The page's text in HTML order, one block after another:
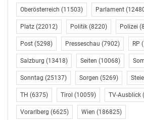
Markus Hengstschläger,
des Rates, betont, dass zuletzt
Medizinischen Forschungsmeile das
Programm tausende Besuchende
heuer wird im Campus der
Wien gezeigt, in welchen Bereichen
aktiv ist, die mit hochspezialisierten
Anteil an der
Lange Nacht zeigt wie Forschende
Besucher in die Rolle der
Oberösterreich (11503) Parlament
Platz (22012) Politik (8220) Polizei
Post (5298) Presseschau (7902) RP
Salzburg (13418) Seiten (10068)
Sonntag (25137) Sorgen (5269)
TH (6375) Tirol (10059) TV-Ausblick
Vorarlberg (6625) Wien (186825)